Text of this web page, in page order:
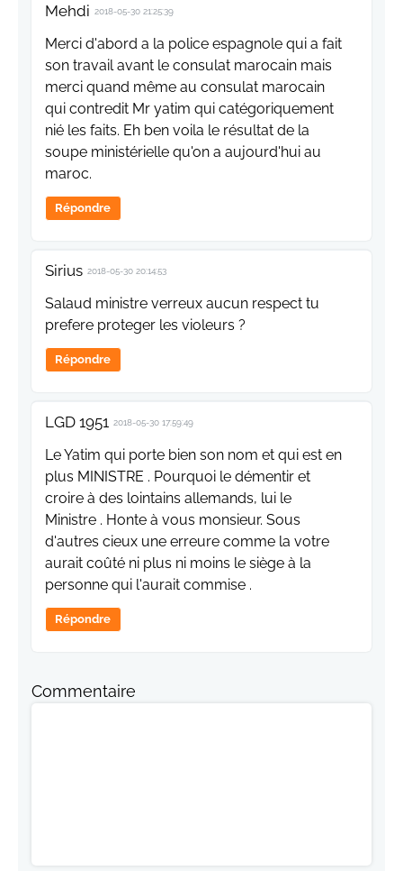
Mehdi 2018-05-30 21:25:39
Merci d'abord a la police espagnole qui a fait
son travail avant le consulat marocain mais
merci quand même au consulat marocain
qui contredit Mr yatim qui catégoriquement
nié les faits. Eh ben voila le résultat de la
soupe ministérielle qu'on a aujourd'hui au
maroc.
Répondre
Sirius 2018-05-30 20:14:53
Salaud ministre verreux aucun respect tu
prefere proteger les violeurs ?
Répondre
LGD 1951 2018-05-30 17:59:49
Le Yatim qui porte bien son nom et qui est en
plus MINISTRE . Pourquoi le démentir et
croire à des lointains allemands, lui le
Ministre . Honte à vous monsieur. Sous
d'autres cieux une erreure comme la votre
aurait coûté ni plus ni moins le siège à la
personne qui l'aurait commise .
Répondre
Commentaire